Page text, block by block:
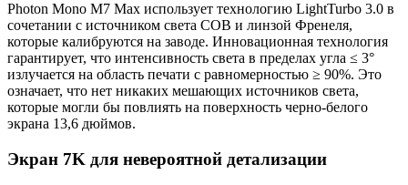
Photon Mono M7 Max использует технологию LightTurbo 3.0 в
сочетании с источником света COB и линзой Френеля,
которые калибруются на заводе. Инновационная технология
гарантирует, что интенсивность света в пределах угла ≤ 3°
излучается на область печати с равномерностью ≥ 90%. Это
означает, что нет никаких мешающих источников света,
которые могли бы повлиять на поверхность черно-белого
экрана 13,6 дюймов.
Экран 7K для невероятной детализации